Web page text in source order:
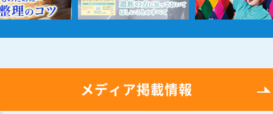
メディア掲載情報